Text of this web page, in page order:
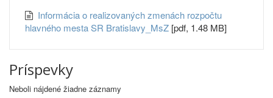
Informácia o realizovaných zmenách rozpočtu
hlavného mesta SR Bratislavy_MsZ [pdf, 1.48 MB]
Príspevky
Neboli nájdené žiadne záznamy